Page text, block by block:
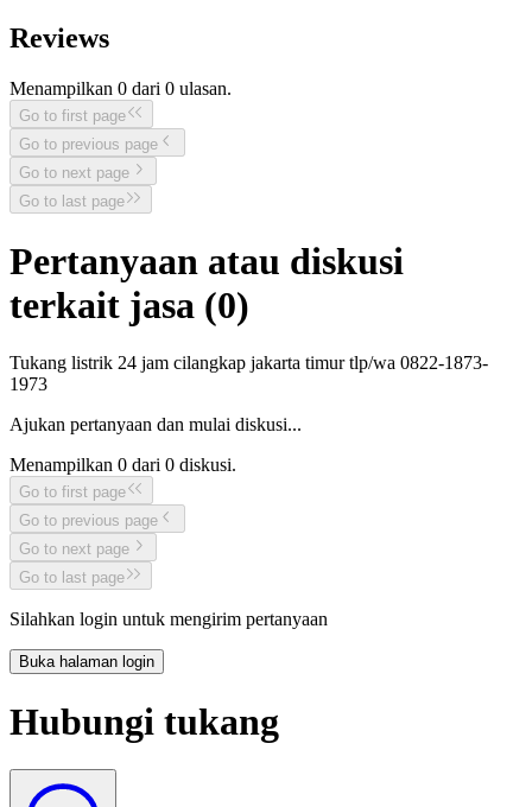
Reviews
Menampilkan 0 dari 0 ulasan.
Go to first page
Go to previous page
Go to next page
Go to last page
Pertanyaan atau diskusi
terkait jasa (0)
Tukang listrik 24 jam cilangkap jakarta timur tlp/wa 0822-1873-
1973
Ajukan pertanyaan dan mulai diskusi...
Menampilkan 0 dari 0 diskusi.
Go to first page
Go to previous page
Go to next page
Go to last page
Silahkan login untuk mengirim pertanyaan
Buka halaman login
Hubungi tukang